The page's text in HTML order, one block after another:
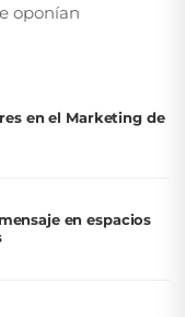
oponían
en el Marketing de
en espacios